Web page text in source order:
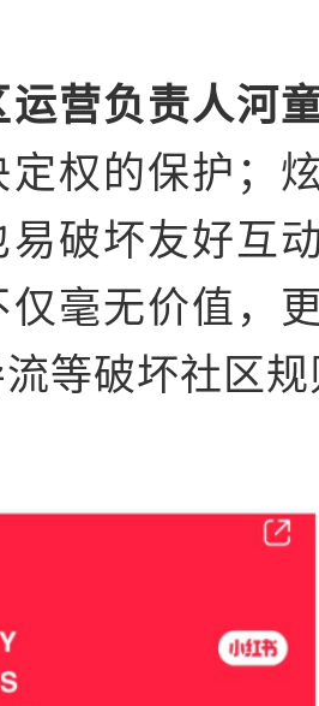
运营负责人河
定权的保护；
易破坏友好互
仅毫无价值，
等破坏社区